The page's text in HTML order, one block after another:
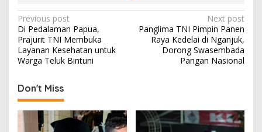
P
o
s
n
a
v
Previous post
Di Pedalaman Papua,
Prajurit TNI Membuka
Layanan Kesehatan untuk
Warga Teluk Bintuni
Next post
Panglima TNI Pimpin Panen
Raya Kedelai di Nganjuk,
Dorong Swasembada
Pangan Nasional
Don't Miss